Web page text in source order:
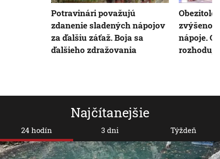
Najčítanejšie
24 hodín 3 dni Týždeň
Potravinári považujú
zdanenie sladených nápojov
za ďalšiu záťaž. Boja sa
ďalšieho zdražovania
zvýšenou
nápoje.